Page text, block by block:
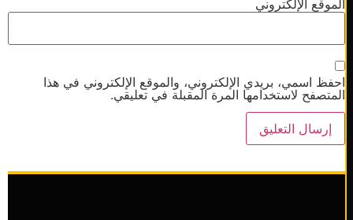
الإلكتروني
اسمي، بريدي الإلكتروني، والموقع الإلكتروني في هذا
لاستخدامها المرة المقبلة في تعليقي.